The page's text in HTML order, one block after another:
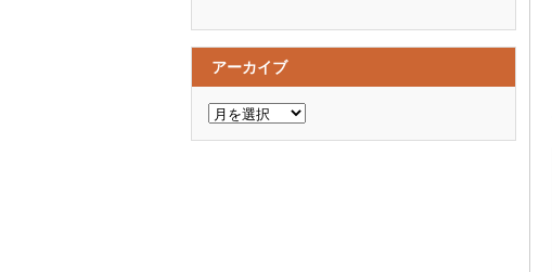
アーカイブ
ア
ー
カ